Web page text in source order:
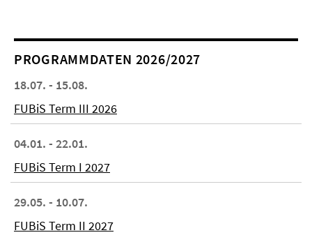
PROGRAMMDATEN 2026/2027
18.07. - 15.08.
FUBiS Term III 2026
04.01. - 22.01.
FUBiS Term I 2027
29.05. - 10.07.
FUBiS Term II 2027